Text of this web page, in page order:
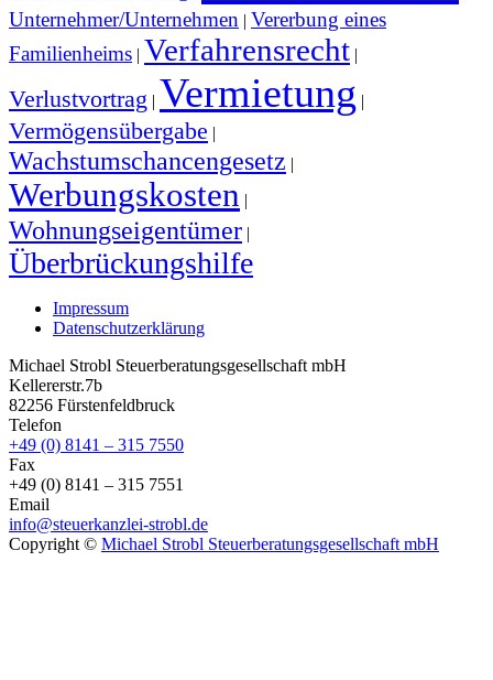
Unternehmer/Unternehmen | Vererbung eines
Familienheims | Verfahrensrecht |
Verlustvortrag | Vermietung |
Vermögensübergabe |
Wachstumschancengesetz |
Werbungskosten |
Wohnungseigentümer |
Überbrückungshilfe
Impressum
Datenschutzerklärung
Michael Strobl Steuerberatungsgesellschaft mbH
Kellererstr.7b
82256 Fürstenfeldbruck
Telefon
+49 (0) 8141 – 315 7550
Fax
+49 (0) 8141 – 315 7551
Email
info@steuerkanzlei-strobl.de
Copyright © Michael Strobl Steuerberatungsgesellschaft mbH